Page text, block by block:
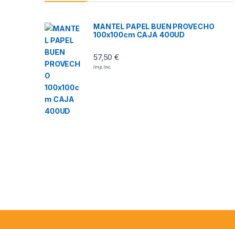
MANTEL PAPEL BUEN PROVECHO
100x100cm CAJA 400UD
57,50€
Imp. Inc.